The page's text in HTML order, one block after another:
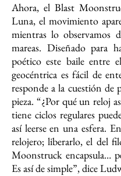
Ahora, el Blast
Luna, el movimiento
mientras lo observamos
mareas. Diseñado para
poético este baile entre
geocéntrica es fácil de
responde a la cuestión de
pieza. “¿Por qué un reloj
tiene ciclos regulares
así leerse en una esfera.
relojero; liberarlo, el del
Moonstruck encapsula…
Es así de simple”, dice